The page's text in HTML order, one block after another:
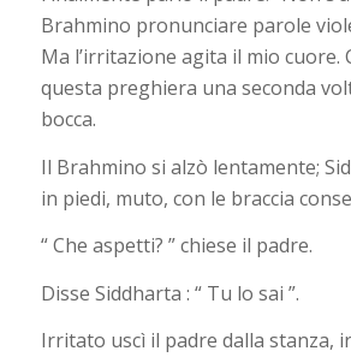
Brahmino pronunciare parole
Ma l’irritazione agita il mio cuore.
questa preghiera una seconda
bocca.
Il Brahmino si alzò lentamente;
in piedi, muto, con le braccia
“ Che aspetti? ” chiese il padre.
Disse Siddharta : “ Tu lo sai ”.
Irritato uscì il padre dalla stanza,